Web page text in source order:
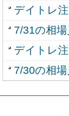
デイトレ
7/31の相
デイトレ
7/30の相